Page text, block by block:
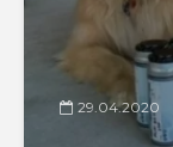
29.04.2020